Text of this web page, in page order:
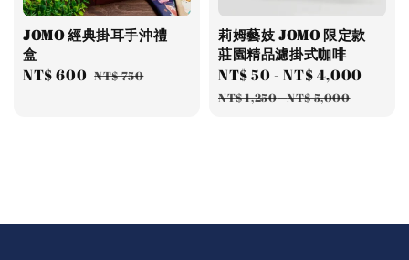
JOMO 經典掛耳手沖禮
盒
Sale
NT$ 600 Regular
NT$ 750
莉姆藝妓 JOMO 限定款
莊園精品濾掛式咖啡
Sale
price
NT$ 50 -NT$ 4,000
NT$ 1,250-NT$ 5,000